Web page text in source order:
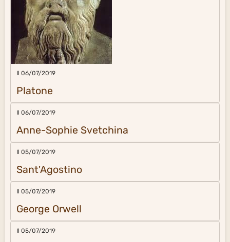
Il 06/07/2019
Platone
Il 06/07/2019
Anne-Sophie Svetchina
Il 05/07/2019
Sant'Agostino
Il 05/07/2019
George Orwell
Il 05/07/2019